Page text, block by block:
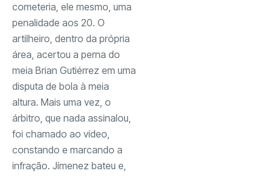
cometeria, ele mesmo, uma
penalidade aos 20. O
artilheiro, dentro da própria
área, acertou a perna do
meia Brian Gutiérrez em uma
disputa de bola à meia
altura. Mais uma vez, o
árbitro, que nada assinalou,
foi chamado ao vídeo,
constando e marcando a
infração. Jímenez bateu e,